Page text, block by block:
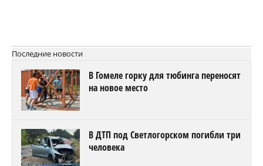
Последние новости
В Гомеле горку для тюбинга переносят
на новое место
В ДТП под Светлогорском погибли три
человека